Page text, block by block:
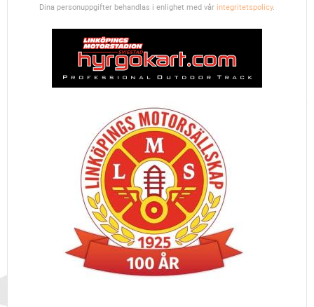
Dina personuppgifter behandlas i enlighet med vår integritetspolicy.